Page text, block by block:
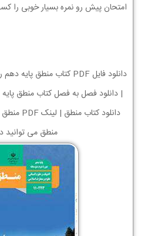
امتحان پیش رو نمره بسیار خوبی را
| دانلود فصل به فصل کتاب منطق
منطق می توانید